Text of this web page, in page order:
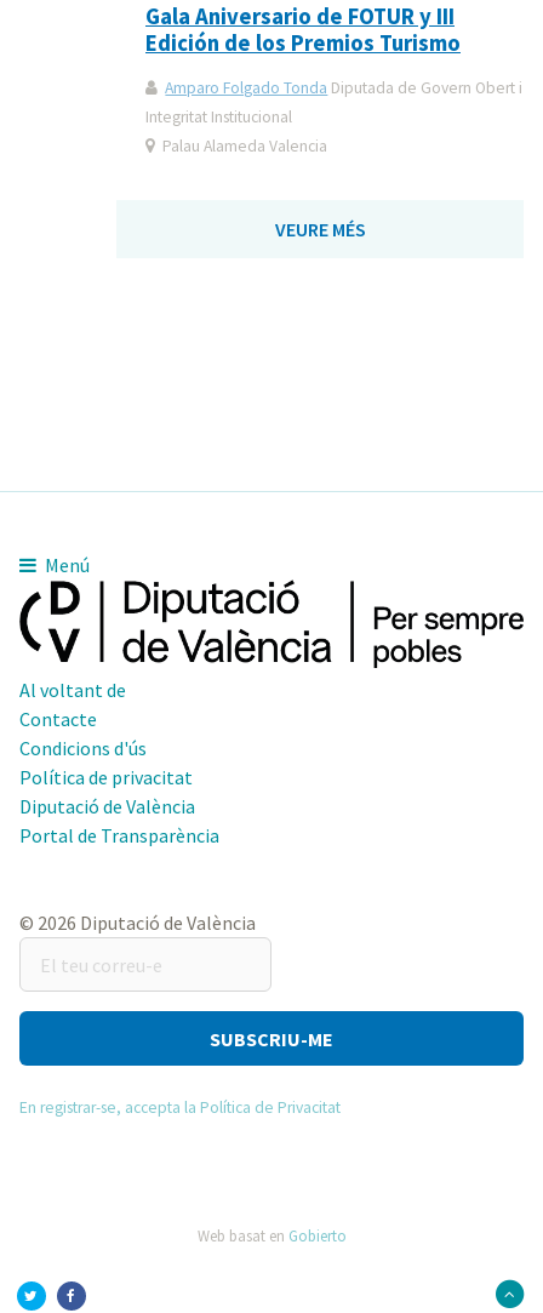
Gala Aniversario de FOTUR y III
Edición de los Premios Turismo
Amparo Folgado Tonda Diputada de Govern Obert i
Integritat Institucional
Palau Alameda Valencia
VEURE MÉS
Menú
Al voltant de
Contacte
Condicions d'ús
Política de privacitat
Diputació de València
Portal de Transparència
© 2026 Diputació de València
teu
correu-
En registrar-se, accepta la Política de Privacitat
Web basat en Gobierto